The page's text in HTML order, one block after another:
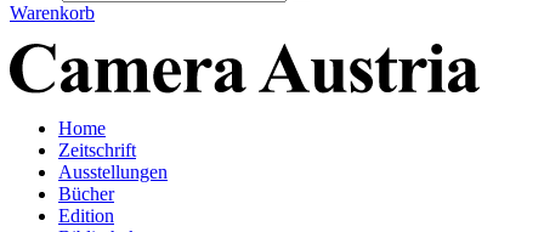
Warenkorb
Home
Zeitschrift
Ausstellungen
Bücher
Edition